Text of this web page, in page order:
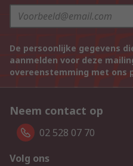
De persoonlijke gegevens
aanmelden voor deze
overeenstemming met ons
Neem contact op
02 528 07 70
Volg ons